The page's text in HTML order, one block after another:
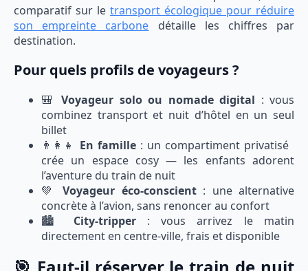
comparatif sur le transport écologique pour réduire
son empreinte carbone détaille les chiffres par
destination.
Pour quels profils de voyageurs ?
🎒 Voyageur solo ou nomade digital : vous
combinez transport et nuit d’hôtel en un seul
billet
👨‍👩‍👧 En famille : un compartiment privatisé
crée un espace cosy — les enfants adorent
l’aventure du train de nuit
💚 Voyageur éco-conscient: une alternative
concrète à l’avion, sans renoncer au confort
🏙️ City-tripper: vous arrivez le matin
directement en centre-ville, frais et disponible